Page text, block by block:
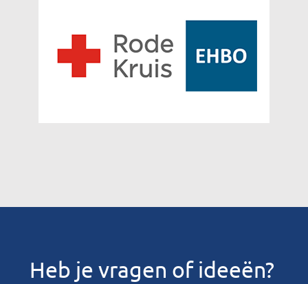
Heb je vragen of ideeën?